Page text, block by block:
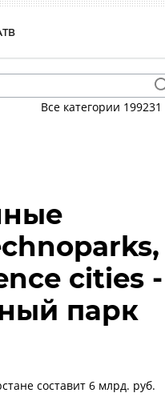
ТВ
Все категории 199231
cities -
парк
составит 6 млрд. руб.